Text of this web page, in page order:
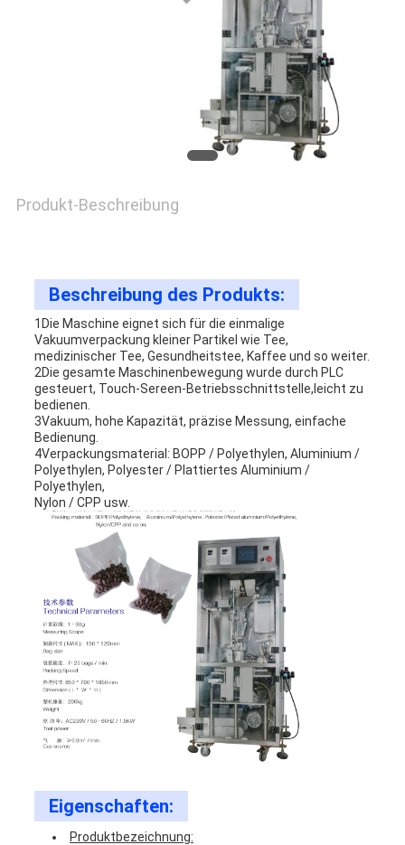
ANGEBOT
PRIVACY
POLICY
Produkt-Beschreibung
Beschreibung des Produkts:
1Die Maschine eignet sich für die einmalige
Vakuumverpackung kleiner Partikel wie Tee,
medizinischer Tee, Gesundheitstee, Kaffee und so weiter.
2Die gesamte Maschinenbewegung wurde durch PLC
gesteuert, Touch-Sereen-Betriebsschnittstelle,leicht zu
bedienen.
3Vakuum, hohe Kapazität, präzise Messung, einfache
Bedienung.
4Verpackungsmaterial: BOPP / Polyethylen, Aluminium /
Polyethylen, Polyester / Plattiertes Aluminium /
Polyethylen,
Nylon / CPP usw.
Eigenschaften:
Produktbezeichnung: